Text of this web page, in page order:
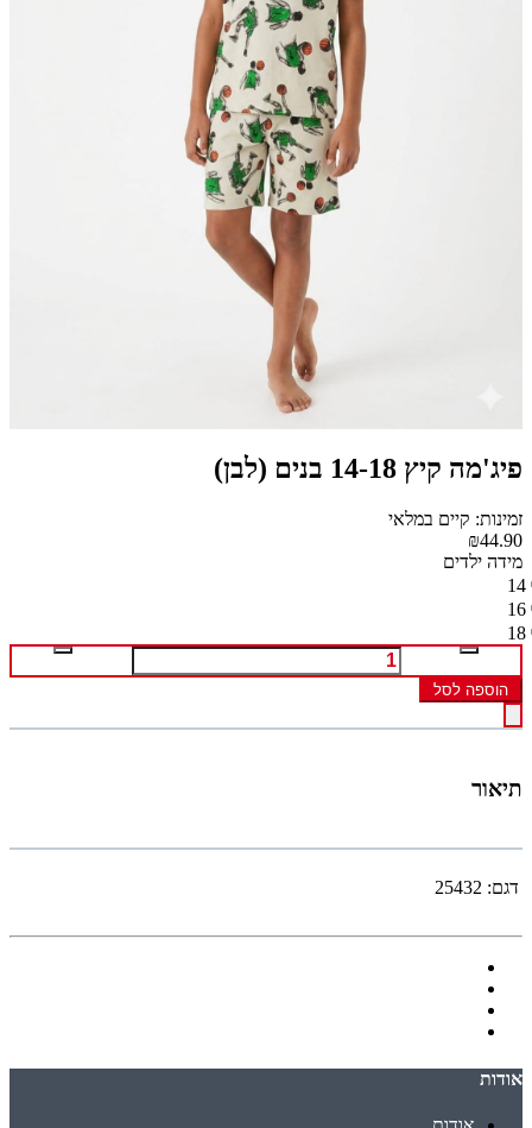
פיג'מה קיץ 14-18 בנים (לבן)
זמינות: קיים במלאי
₪44.90
מידה ילדים
14
16
18
הוספה לסל
תיאור
דגם: 25432
אודות